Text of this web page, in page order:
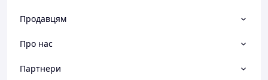
Продавцям
Про нас
Партнери